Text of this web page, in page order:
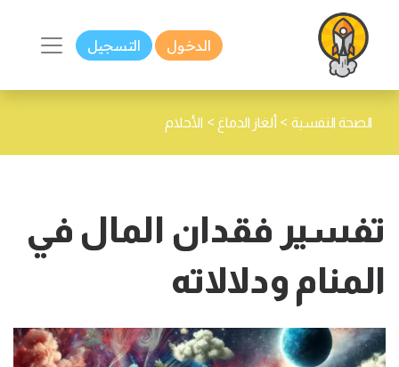
الدخول التسجيل
الصحة النفسية > ألغاز الدماغ > الأحلام
تفسير فقدان المال في
المنام ودلالاته